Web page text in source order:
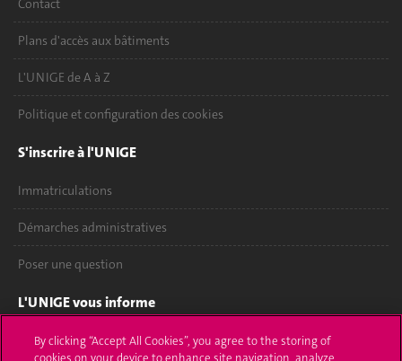
Contact
Plans d'accès aux bâtiments
L'UNIGE de A à Z
Politique et configuration des cookies
S'inscrire à l'UNIGE
Immatriculations
Démarches administratives
Poser une question
L'UNIGE vous informe
UNIGE Mobile
By clicking “Accept All Cookies”, you agree to the storing of
cookies on your device to enhance site navigation, analyze